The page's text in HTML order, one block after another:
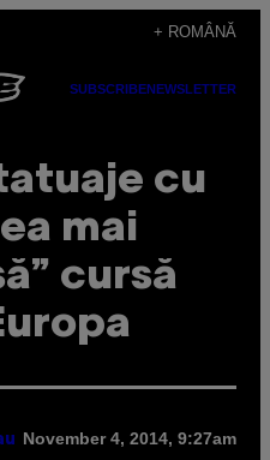
+ ROMÂNĂ
SUBSCRIBENEWSLETTER
cu
mai
cursă
November 4, 2014, 9:27am